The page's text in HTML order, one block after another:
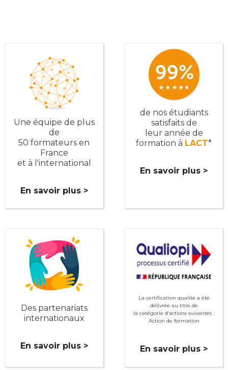
Une équipe de plus
de
50 formateurs en
France
et à l'international
En savoir plus >
de nos étudiants
satisfaits de
leur année de
formation à LACT*
En savoir plus >
Des partenariats
internationaux
En savoir plus >
La certification qualité a été
délivrée au titre de
la catégorie d’actions suivantes :
Action de formation
En savoir plus >